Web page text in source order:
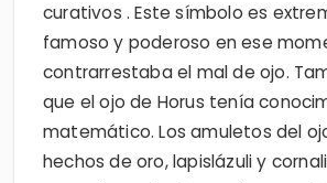
curativos . Este símbolo es
famoso y poderoso en ese
contrarrestaba el mal de ojo.
que el ojo de Horus tenía
matemático. Los amuletos del
hechos de oro, lapislázuli y